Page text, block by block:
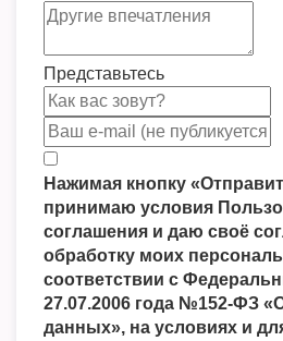
Представьтесь
Нажимая кнопку
принимаю условия
соглашения и даю своё
обработку моих
соответствии с
27.07.2006 года №152-ФЗ
данных», на условиях и